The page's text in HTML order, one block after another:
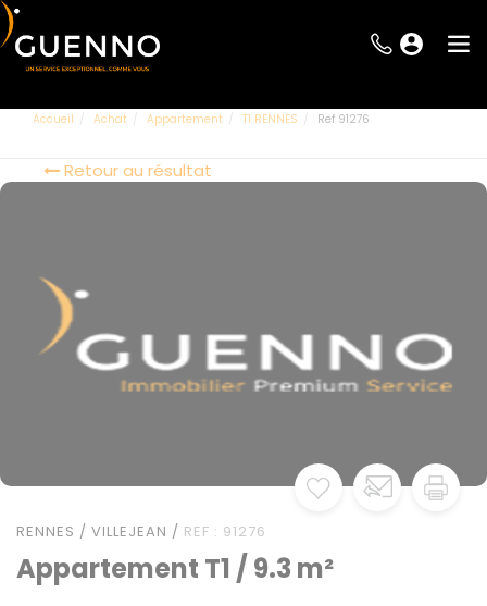
Accueil Achat Appartement T1 RENNES Ref 91276
Retour au résultat
RENNES / VILLEJEAN / REF : 91276
Appartement T1 / 9.3 m²